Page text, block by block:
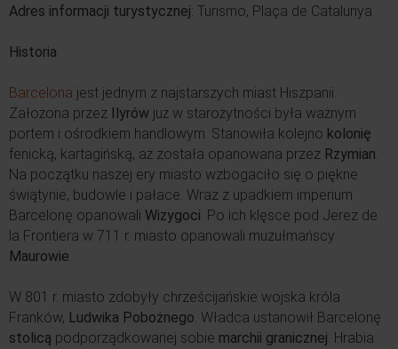
Adres informacji turystycznej: Turismo, Plaça de Catalunya
Historia
Barcelona jest jednym z najstarszych miast Hiszpanii.
Założona przez Ilyrów już w starożytności była ważnym
portem i ośrodkiem handlowym. Stanowiła kolejno kolonię
fenicką, kartagińską, aż została opanowana przez Rzymian.
Na początku naszej ery miasto wzbogaciło się o piękne
świątynie, budowle i pałace. Wraz z upadkiem imperium
Barcelonę opanowali Wizygoci. Po ich klęsce pod Jerez de
la Frontiera w 711 r. miasto opanowali muzułmańscy
Maurowie.
W 801 r. miasto zdobyły chrześcijańskie wojska króla
Franków, Ludwika Pobożnego. Władca ustanowił Barcelonę
stolicą podporządkowanej sobie marchii granicznej. Hrabia